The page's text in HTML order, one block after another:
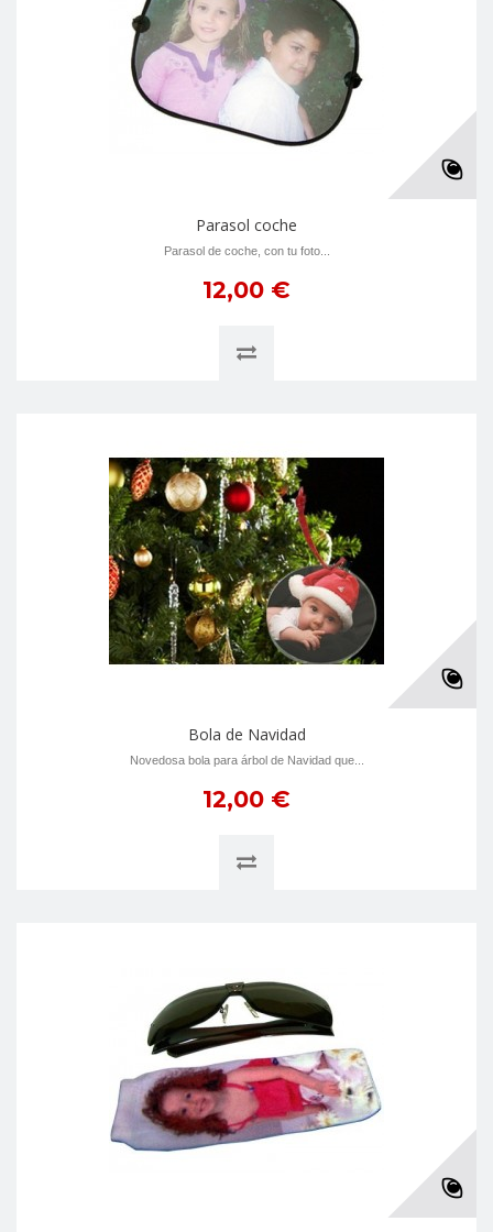
Parasol coche
Parasol de coche, con tu foto...
12,00 €
Bola de Navidad
Novedosa bola para árbol de Navidad que...
12,00 €